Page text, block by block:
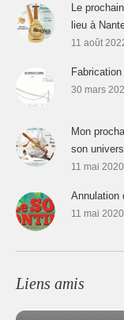
Le
lieu à
11 août
30 mars
Mon
son
11 mai 2020
Annulation
11 mai 2020
Liens amis